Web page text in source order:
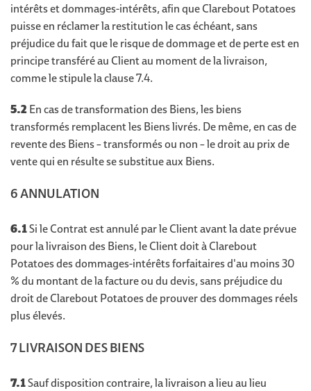
intérêts et dommages-intérêts, afin que Clarebout Potatoes
puisse en réclamer la restitution le cas échéant, sans
préjudice du fait que le risque de dommage et de perte est en
principe transféré au Client au moment de la livraison,
comme le stipule la clause 7.4.
5.2 En cas de transformation des Biens, les biens
transformés remplacent les Biens livrés. De même, en cas de
revente des Biens – transformés ou non – le droit au prix de
vente qui en résulte se substitue aux Biens.
6 ANNULATION
6.1Si le Contrat est annulé par le Client avant la date prévue
pour la livraison des Biens, le Client doit à Clarebout
Potatoes des dommages-intérêts forfaitaires d'au moins 30
% du montant de la facture ou du devis, sans préjudice du
droit de Clarebout Potatoes de prouver des dommages réels
plus élevés.
7 LIVRAISON DES BIENS
7.1Sauf disposition contraire, la livraison a lieu au lieu